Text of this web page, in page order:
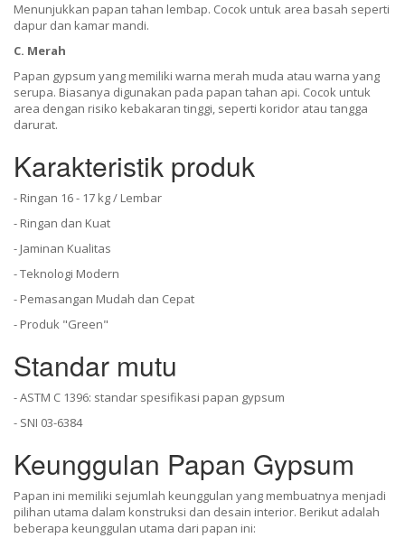
Menunjukkan papan tahan lembap. Cocok untuk area basah seperti
dapur dan kamar mandi.
C. Merah
Papan gypsum yang memiliki warna merah muda atau warna yang
serupa. Biasanya digunakan pada papan tahan api. Cocok untuk
area dengan risiko kebakaran tinggi, seperti koridor atau tangga
darurat.
Karakteristik produk
- Ringan 16 - 17 kg / Lembar
- Ringan dan Kuat
- Jaminan Kualitas
- Teknologi Modern
- Pemasangan Mudah dan Cepat
- Produk "Green"
Standar mutu
- ASTM C 1396: standar spesifikasi papan gypsum
- SNI 03-6384
Keunggulan Papan Gypsum
Papan ini memiliki sejumlah keunggulan yang membuatnya menjadi
pilihan utama dalam konstruksi dan desain interior. Berikut adalah
beberapa keunggulan utama dari papan ini: